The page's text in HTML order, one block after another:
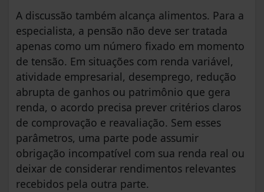
A discussão também alcança alimentos. Para a
especialista, a pensão não deve ser tratada
apenas como um número fixado em momento
de tensão. Em situações com renda variável,
atividade empresarial, desemprego, redução
abrupta de ganhos ou patrimônio que gera
renda, o acordo precisa prever critérios claros
de comprovação e reavaliação. Sem esses
parâmetros, uma parte pode assumir
obrigação incompatível com sua renda real ou
deixar de considerar rendimentos relevantes
recebidos pela outra parte.